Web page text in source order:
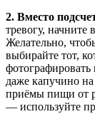
2. Вместо
тревогу, начните
Желательно,
выбирайте тот,
фотографировать
даже капучино
приёмы пищи от
— используйте